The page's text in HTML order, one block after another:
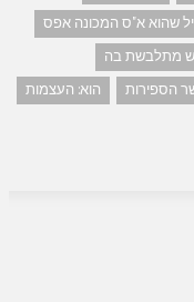
שהוא א"ס המכונה אפס
מתלבשת בה
הספירות
הוא: העצמות